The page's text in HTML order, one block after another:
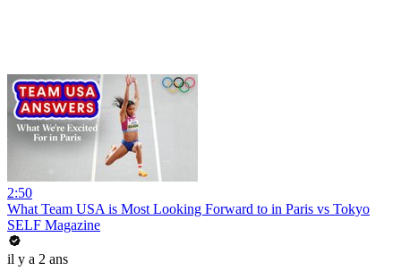
2:50
What Team USA is Most Looking Forward to in Paris vs Tokyo
SELF Magazine
il y a 2 ans